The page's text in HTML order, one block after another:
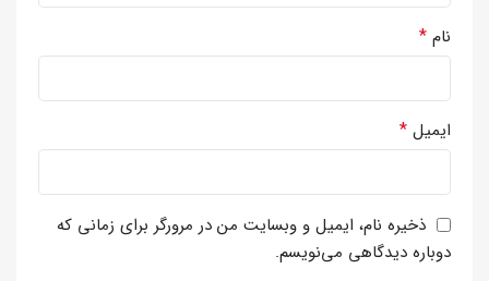
نام *
ایمیل *
ذخیره نام، ایمیل و وبسایت من در مرورگر برای زمانی که
دوباره دیدگاهی می‌نویسم.